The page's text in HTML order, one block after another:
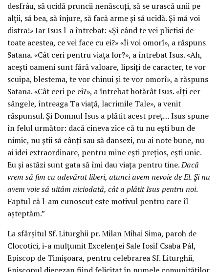
desfrâu, să ucidă pruncii nenăscuți, să se urască unii pe
alții, să bea, să înjure, să facă arme și să ucidă. Și mă voi
distra!» Iar Isus l-a întrebat: «Și când te vei plictisi de
toate acestea, ce vei face cu ei?» «Îi voi omorî», a răspuns
Satana. «Cât ceri pentru viața lor?», a întrebat Isus. «Ah,
acești oameni sunt fără valoare, lipsiți de caracter, te vor
scuipa, blestema, te vor chinui și te vor omorî», a răspuns
Satana. «Cât ceri pe ei?», a întrebat hotărât Isus. «Îți cer
sângele, întreaga Ta viață, lacrimile Tale», a venit
răspunsul. Și Domnul Isus a plătit acest preț… Isus spune
în felul următor: dacă cineva zice că tu nu ești bun de
nimic, nu știi să cânți sau să dansezi, nu ai note bune, nu
ai idei extraordinare, pentru mine ești prețios, ești unic.
Eu și astăzi sunt gata să îmi dau viața pentru tine.Dacă
vrem să fim cu adevărat liberi, atunci avem nevoie de El. Și nu
avem voie să uităm niciodată, cât a plătit Isus pentru noi.
Faptul că l-am cunoscut este motivul pentru care îl
așteptăm.”
La sfârșitul Sf. Liturghii pr. Milan Mihai Sima, paroh de
Clocotici, i-a mulțumit Excelenței Sale Iosif Csaba Pál,
Episcop de Timișoara, pentru celebrarea Sf. Liturghii,